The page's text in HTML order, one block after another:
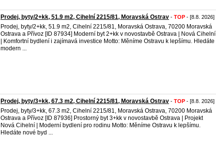
Prodej, byty/2+kk, 51.9 m2, Cihelní 2215/81, Moravská Ostrav - TOP - [8.8. 2026]
Prodej, byty/2+kk, 51.9 m2, Cihelní 2215/81, Moravská Ostrava, 70200 Moravská
Ostrava a Přívoz [ID 87934] Moderní byt 2+kk v novostavbě Ostrava | Nová Cihelní
| Komfortní bydlení i zajímavá investice Motto: Měníme Ostravu k lepšímu. Hledáte
modern ...
Prodej, byty/3+kk, 67.3 m2, Cihelní 2215/81, Moravská Ostrav - TOP - [8.8. 2026]
Prodej, byty/3+kk, 67.3 m2, Cihelní 2215/81, Moravská Ostrava, 70200 Moravská
Ostrava a Přívoz [ID 87936] Prostorný byt 3+kk v novostavbě Ostrava | Projekt
Nová Cihelní | Moderní bydlení pro rodinu Motto: Měníme Ostravu k lepšímu.
Hledáte nové byd ...